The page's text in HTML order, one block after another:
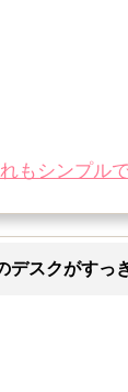
もシンプル
デスクがすっ